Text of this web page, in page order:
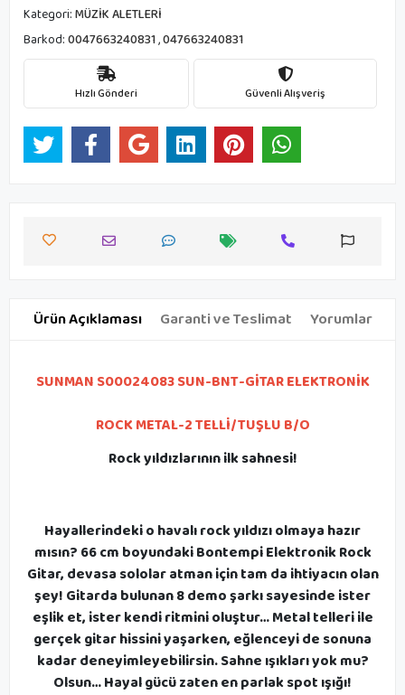
Kategori:MÜZİK ALETLERİ
Barkod:0047663240831,047663240831
Hızlı Gönderi Güvenli Alışveriş
Ürün Açıklaması Garanti ve Teslimat Yorumlar
SUNMAN S00024083 SUN-BNT-GİTAR ELEKTRONİK
ROCK METAL-2 TELLİ/TUŞLU B/O
Rock yıldızlarının ilk sahnesi!
Hayallerindeki o havalı rock yıldızı olmaya hazır
mısın? 66 cm boyundaki Bontempi Elektronik Rock
Gitar, devasa sololar atman için tam da ihtiyacın olan
şey! Gitarda bulunan 8 demo şarkı sayesinde ister
eşlik et, ister kendi ritmini oluştur… Metal telleri ile
gerçek gitar hissini yaşarken, eğlenceyi de sonuna
kadar deneyimleyebilirsin. Sahne ışıkları yok mu?
Olsun… Hayal gücü zaten en parlak spot ışığı!